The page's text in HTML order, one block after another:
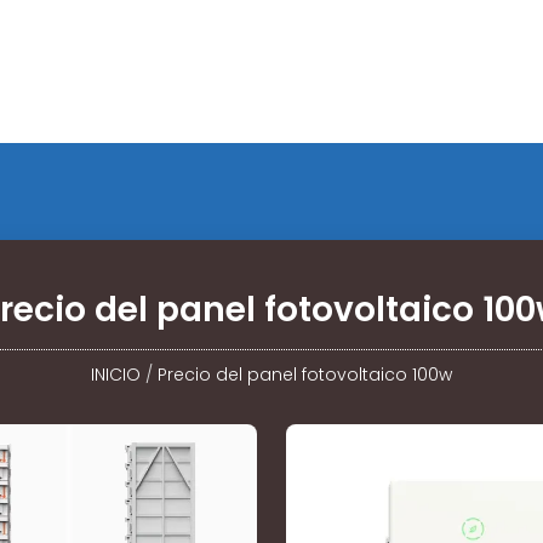
del panel fotovoltaico
INICIO / Precio del panel fotovoltaico 100w